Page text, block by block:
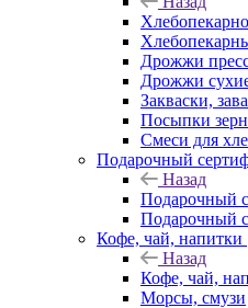
Дрожжи
Дрожжи
Закваски,
Посыпки
Смеси для
Подарочный
Назад
Подарочный
Подарочный
Кофе, чай, напитки
Назад
Кофе, чай,
Морсы, смузи